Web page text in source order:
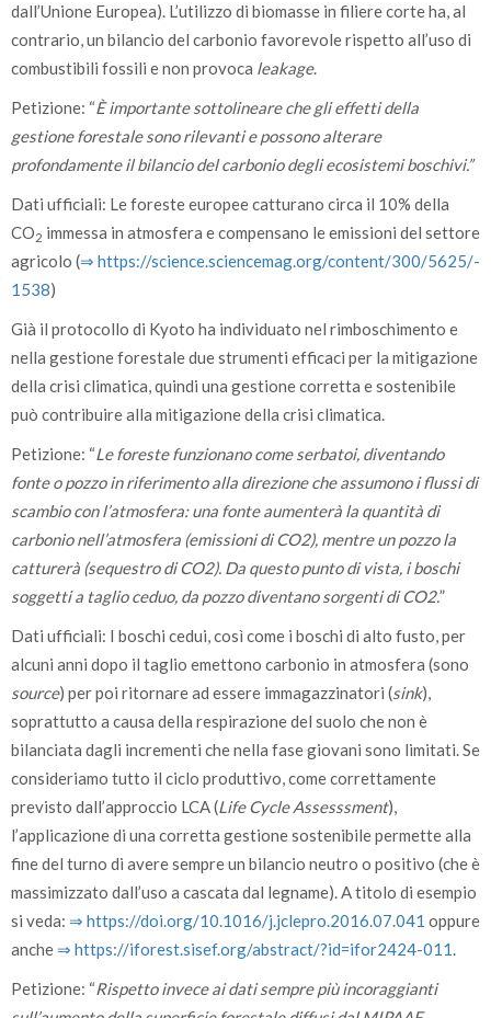
dall’Unione Europea). L’utilizzo di biomasse in filiere corte ha, al
contrario, un bilancio del carbonio favorevole rispetto all’uso di
combustibili fossili e non provoca leakage.
Petizione: “È importante sottolineare che gli effetti della
gestione forestale sono rilevanti e possono alterare
profondamente il bilancio del carbonio degli ecosistemi boschivi.”
Dati ufficiali: Le foreste europee catturano circa il 10% della
CO2 immessa in atmosfera e compensano le emissioni del settore
agricolo (⇒ https:/­/­science.sciencemag.org/­content/­300/­5625/­
1538)
Già il protocollo di Kyoto ha individuato nel rimboschimento e
nella gestione forestale due strumenti efficaci per la mitigazione
della crisi climatica, quindi una gestione corretta e sostenibile
può contribuire alla mitigazione della crisi climatica.
Petizione: “Le foreste funzionano come serbatoi, diventando
fonte o pozzo in riferimento alla direzione che assumono i flussi di
scambio con l’atmosfera: una fonte aumenterà la quantità di
carbonio nell’atmosfera (emissioni di CO2), mentre un pozzo la
catturerà (sequestro di CO2). Da questo punto di vista, i boschi
soggetti a taglio ceduo, da pozzo diventano sorgenti di CO2.”
Dati ufficiali: I boschi cedui, così come i boschi di alto fusto, per
alcuni anni dopo il taglio emettono carbonio in atmosfera (sono
source) per poi ritornare ad essere immagazzinatori (sink),
soprattutto a causa della respirazione del suolo che non è
bilanciata dagli incrementi che nella fase giovani sono limitati. Se
consideriamo tutto il ciclo produttivo, come correttamente
previsto dall’approccio LCA (Life Cycle Assesssment),
l’applicazione di una corretta gestione sostenibile permette alla
fine del turno di avere sempre un bilancio neutro o positivo (che è
massimizzato dall’uso a cascata dal legname). A titolo di esempio
si veda: ⇒ https:/­/­doi.org/­10.1016/­j.jclepro.2016.07.041 oppure
anche⇒ https:/­/­iforest.sisef.org/­abstract/­?id=ifor2424-011.
Petizione: “Rispetto invece ai dati sempre più incoraggianti